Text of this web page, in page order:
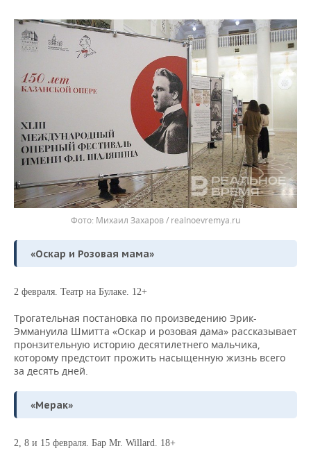
Михаил Захаров / realnoevremya.ru
«Оскар и Розовая мама»
2 февраля. Театр на Булаке. 12+
Трогательная постановка по произведению Эрик-
Эммануила Шмитта «Оскар и розовая дама» рассказывает
пронзительную историю десятилетнего мальчика,
которому предстоит прожить насыщенную жизнь всего
за десять дней.
«Мерак»
2, 8 и 15 февраля. Бар Mr. Willard. 18+